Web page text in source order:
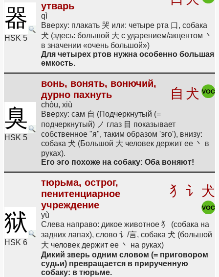
器
HSK 5
утварь
qì
Вверху: плакать 哭 или: четыре рта 口, собака
犬 (здесь: большой 大 с ударением/акцентом 丶
в значении «очень большой»)
Для четырех ртов нужна особенно большая
емкость.
臭
HSK 5
вонь, вонять, вонючий,
дурно пахнуть
chòu, xiù
自 犬
Вверху: сам 自 (Подчеркнутый (=
подчеркнутый) ノ глаз 目 показывает
собственное "я", таким образом 'эго'), внизу:
собака 犬 (Большой 大 человек держит ее 丶 в
руках).
Его эго похоже на собаку: Оба воняют!
狱
HSK 6
тюрьма, острог,
пенитенциарное
учреждение
yù
犭 讠 犬
Слева направо: дикое животное 犭 (собака на
задних лапах), слово 讠/言, собака 犬 (большой
大 человек держит ее 丶 на руках)
Дикий зверь одним словом (= приговором
судьи) превращается в прирученную
собаку: в тюрьме.